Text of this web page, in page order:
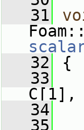
   31
   32
{
   33
C[1],
   34
   35